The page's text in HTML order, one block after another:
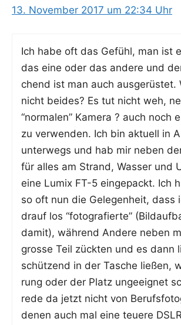
13. November 2017 um 22:34 Uhr
Ich habe oft das Gefühl, man ist
das eine oder das ande­re und
chend ist man auch aus­ge­rüs­tet.
nicht bei­des? Es tut nicht weh,
“nor­ma­len” Kame­ra ? auch noch
zu ver­wen­den. Ich bin aktu­ell in
unter­wegs und hab mir neben
für alles am Strand, Was­ser und
eine Lumix FT-5 ein­ge­packt. Ich
so oft nun die Gele­gen­heit, dass
drauf los “foto­gra­fier­te”
damit), wäh­rend Ande­re neben
gros­se Teil zück­ten und es dann
schüt­zend in der Tasche lie­ßen,
rung oder der Platz unge­eig­net
rede da jetzt nicht von
denen auch mal eine teue­re